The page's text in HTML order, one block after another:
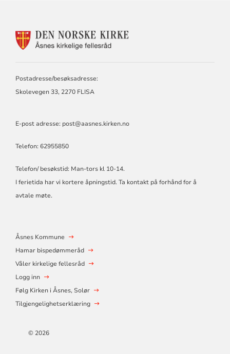
KONTAKTINFORMASJON
Postadresse/besøksadresse:
Skolevegen 33, 2270 FLISA
E-post adresse: post@aasnes.kirken.no
Telefon: 62955850
Telefon/ besøkstid: Man-tors kl 10-14.
I ferietida har vi kortere åpningstid. Ta kontakt på forhånd for å
avtale møte.
Åsnes Kommune
Hamar bispedømmeråd
Våler kirkelige fellesråd
Logg inn
Følg Kirken i Åsnes, Solør
Tilgjengelighetserklæring
© 2026